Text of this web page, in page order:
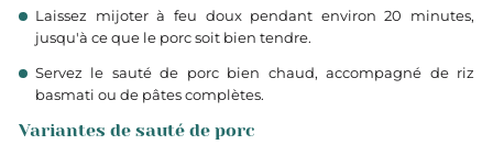
Laissez mijoter à feu doux pendant environ 20 minutes,
jusqu'à ce que le porc soit bien tendre.
Servez le sauté de porc bien chaud, accompagné de riz
basmati ou de pâtes complètes.
Variantes de sauté de porc